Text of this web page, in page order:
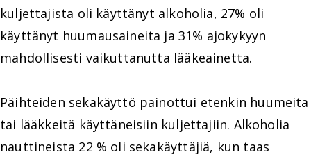
kuljettajista oli käyttänyt alkoholia, 27% oli
käyttänyt huumausaineita ja 31% ajokykyyn
mahdollisesti vaikuttanutta lääkeainetta.
Päihteiden sekakäyttö painottui etenkin huumeita
tai lääkkeitä käyttäneisiin kuljettajiin. Alkoholia
nauttineista 22 % oli sekakäyttäjiä, kun taas